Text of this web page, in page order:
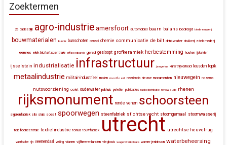
Zoektermen
2e daalsedijk agro-industrie amersfoort automobiel baarn balans bedreigd bierbrouwerij
bouwmaterialen bunnik bunschoten cereol chemie communicatie de bilt drinkwater drukkerij edelsmederij
eemnes elektriciteitscentrale erfgoedparels gered gesloopt grofkeramiek herbestemming houten ijskelder
ijsselstein industrialisatie infrastructuur jongerius kunstnijverheid leusden lopik
metaalindustrie militair-industrieel molen montfoort neerlandia nieuwe monumenten nieuwegein nozema
nutsvoorziening ocriet oudewater pakhuis peletier publicaties radiodistributie renswoude rhenen
rijksmonument ronde venen schoorsteen
sigarenfabriek silo sluis soest spoorwegen steenfabriek stichtse vecht stoomgemaal stoomwasserij
telefooncentrale textielindustrie tolhuis touwfabriek utrecht utrechtse heuvelrug
vaartsche rijn veenendaal veiling vianen vijfheerenlanden vliegbasis wagenwerkplaats warner jenkinson waterbeheersing